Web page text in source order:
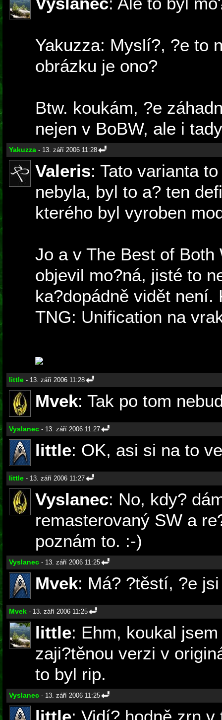
Yakuzza: Myslí?, ?e to
obrázku je ono?
Btw. koukám, ?e
nejen v BoBW, ale i
Yakuzza - 13. září 2006 11:28
Valeris: Tato varianta
nebyla, byl to a? ten
kterého byl vyroben
Jo a v The Best of Both
objevil mo?ná, jisté to
ka?dopádně vidět není.
TNG: Unification na
little - 13. září 2006 11:28
Mvek: Tak po tom
Vyslanec - 13. září 2006 11:27
little: OK, asi si na to
little - 13. září 2006 11:27
Vyslanec: No, kdy?
remasterovaný SW a
poznám to. :-)
Vyslanec - 13. září 2006 11:25
Mvek: Má? ?těstí, ?e
Mvek - 13. září 2006 11:25
little: Ehm, koukal
zaji?těnou verzi v
to byl rip.
Vyslanec - 13. září 2006 11:25